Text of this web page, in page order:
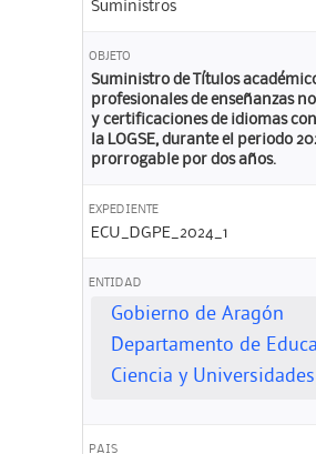
Suministros
OBJETO
Suministro de Títulos
profesionales de enseñanzas
y certificaciones de idiomas
la LOGSE, durante el periodo
prorrogable por dos años.
EXPEDIENTE
ECU_DGPE_2024_1
ENTIDAD
Gobierno de Aragón
Departamento de
Ciencia y Universidades
PAIS